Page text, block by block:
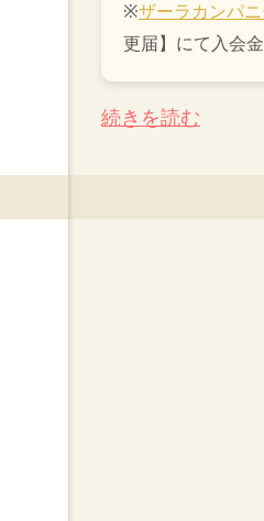
※ザーラカンパ
更届】にて入会
続きを読む